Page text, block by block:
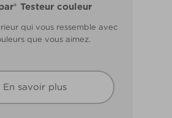
Testeur couleur
qui vous ressemble avec
que vous aimez.
En savoir plus
Extérieur Boiseries et
et à l’écaillage. Résiste